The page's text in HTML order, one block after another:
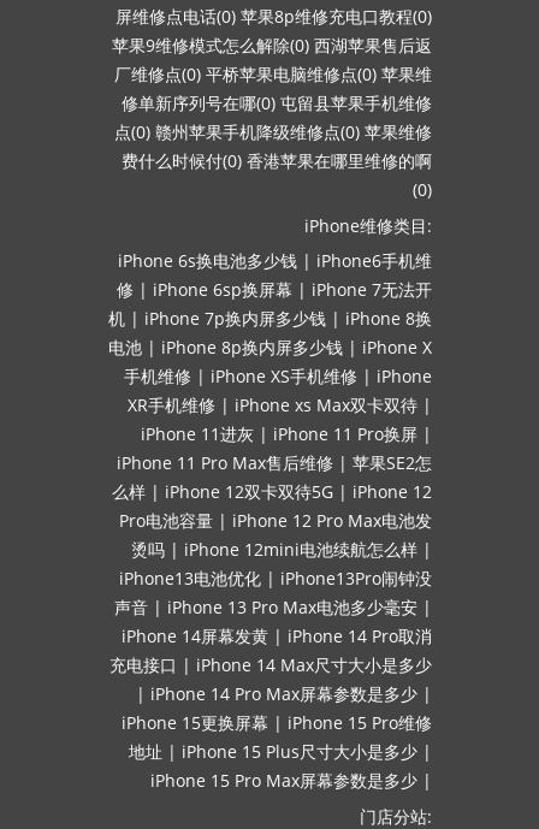
屏维修点电话(0) 苹果8p维修充电口教程(0)
苹果9维修模式怎么解除(0) 西湖苹果售后返
厂维修点(0) 平桥苹果电脑维修点(0) 苹果维
修单新序列号在哪(0) 屯留县苹果手机维修
点(0) 赣州苹果手机降级维修点(0) 苹果维修
费什么时候付(0) 香港苹果在哪里维修的啊
(0)
iPhone维修类目:
iPhone 6s换电池多少钱 | iPhone6手机维
修 | iPhone 6sp换屏幕 | iPhone 7无法开
机 | iPhone 7p换内屏多少钱 | iPhone 8换
电池 | iPhone 8p换内屏多少钱 | iPhone X
手机维修 | iPhone XS手机维修 | iPhone
XR手机维修 | iPhone xs Max双卡双待 |
iPhone 11进灰 | iPhone 11 Pro换屏 |
iPhone 11 Pro Max售后维修 | 苹果SE2怎
么样 | iPhone 12双卡双待5G | iPhone 12
Pro电池容量 | iPhone 12 Pro Max电池发
烫吗 | iPhone 12mini电池续航怎么样 |
iPhone13电池优化 | iPhone13Pro闹钟没
声音 | iPhone 13 Pro Max电池多少毫安 |
iPhone 14屏幕发黄 | iPhone 14 Pro取消
充电接口 | iPhone 14 Max尺寸大小是多少
| iPhone 14 Pro Max屏幕参数是多少 |
iPhone 15更换屏幕 | iPhone 15 Pro维修
地址 | iPhone 15 Plus尺寸大小是多少 |
iPhone 15 Pro Max屏幕参数是多少 |
门店分站: